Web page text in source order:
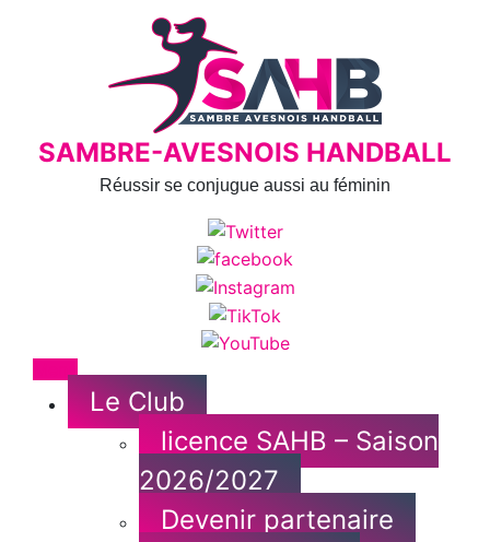
SAMBRE-AVESNOIS HANDBALL
Réussir se conjugue aussi au féminin
Menu
Le Club
licence SAHB – Saison
2026/2027
Devenir partenaire